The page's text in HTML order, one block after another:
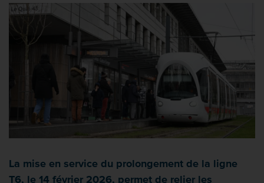
La mise en service du prolongement de la ligne
T6, le 14 février 2026, permet de relier les